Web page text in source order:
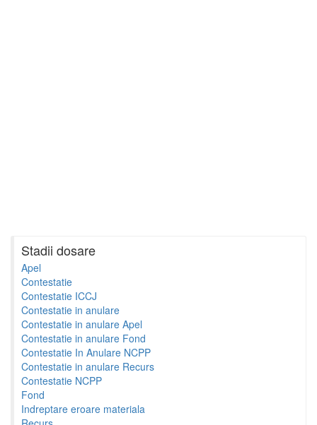
Stadii dosare
Apel
Contestatie
Contestatie ICCJ
Contestatie in anulare
Contestatie in anulare Apel
Contestatie in anulare Fond
Contestatie In Anulare NCPP
Contestatie in anulare Recurs
Contestatie NCPP
Fond
Indreptare eroare materiala